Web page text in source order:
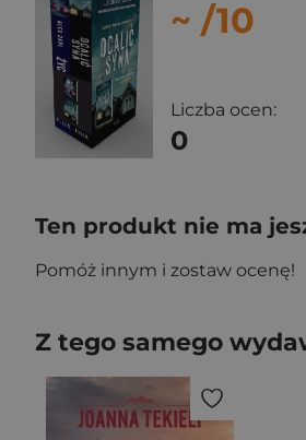
~ /10
Liczba ocen:
0
Ten produkt nie ma
Pomóż innym i zostaw ocenę!
Z tego samego